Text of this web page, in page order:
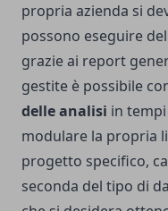
propria azienda si
possono eseguire
grazie ai report
gestite è possibile
delle analisi in
modulare la propria
progetto specifico,
seconda del tipo di